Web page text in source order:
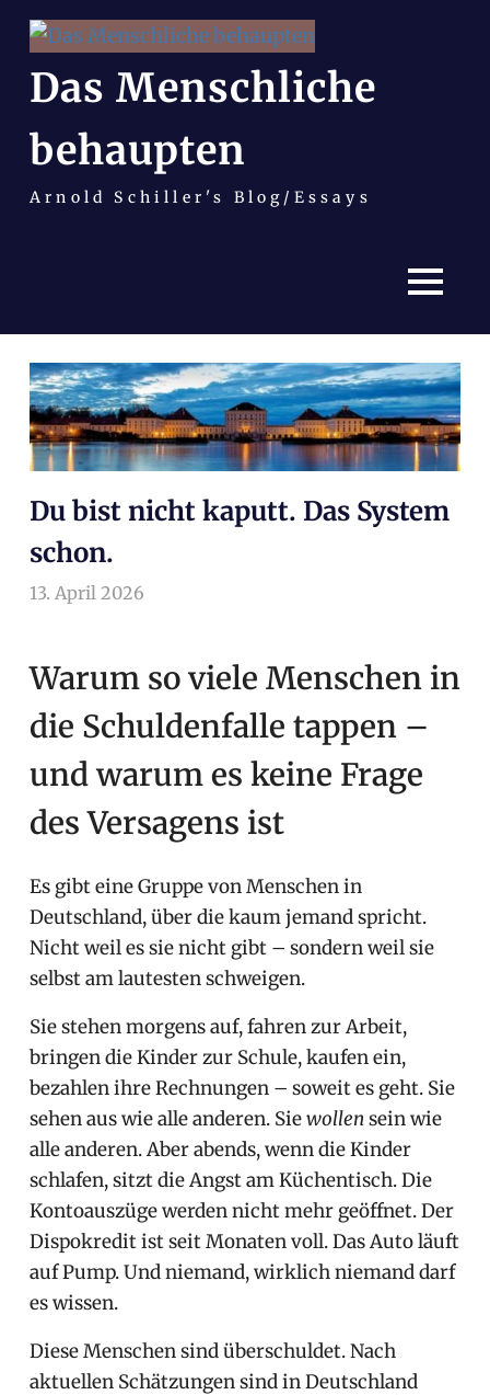
Inhalt
springen
Das Menschliche
behaupten
Arnold Schiller's Blog/Essays
MENÜ
Du bist nicht kaputt. Das System
schon.
13. April 2026
Warum so viele Menschen in
die Schuldenfalle tappen –
und warum es keine Frage
des Versagens ist
Es gibt eine Gruppe von Menschen in
Deutschland, über die kaum jemand spricht.
Nicht weil es sie nicht gibt – sondern weil sie
selbst am lautesten schweigen.
Sie stehen morgens auf, fahren zur Arbeit,
bringen die Kinder zur Schule, kaufen ein,
bezahlen ihre Rechnungen – soweit es geht. Sie
sehen aus wie alle anderen. Siewollensein wie
alle anderen. Aber abends, wenn die Kinder
schlafen, sitzt die Angst am Küchentisch. Die
Kontoauszüge werden nicht mehr geöffnet. Der
Dispokredit ist seit Monaten voll. Das Auto läuft
auf Pump. Und niemand, wirklich niemand darf
es wissen.
Diese Menschen sind überschuldet. Nach
aktuellen Schätzungen sind in Deutschland